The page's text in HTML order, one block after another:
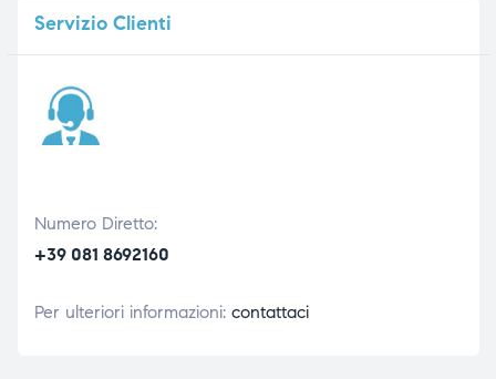
ServizioClienti
Numero Diretto:
+39 081 8692160
Per ulteriori informazioni: contattaci